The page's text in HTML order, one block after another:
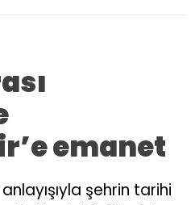
emanet
şehrin tarihi